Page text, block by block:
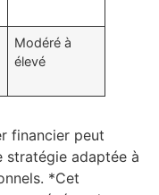
Modéré à
élevé
financier peut
stratégie adaptée à
*Cet